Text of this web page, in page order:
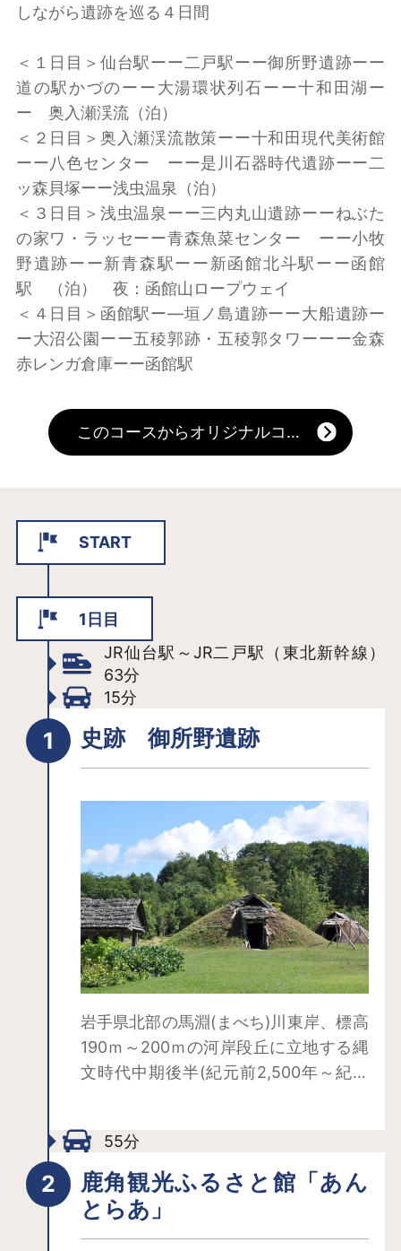
しながら遺跡を巡る４日間
＜１日目＞仙台駅ーー二戸駅ーー御所野遺跡ーー
道の駅かづのーー大湯環状列石ーー十和田湖ー
ー 奥入瀬渓流（泊）
＜２日目＞奥入瀬渓流散策ーー十和田現代美術館
ーー八色センター ーー是川石器時代遺跡ーー二
ッ森貝塚ーー浅虫温泉（泊）
＜３日目＞浅虫温泉ーー三内丸山遺跡ーーねぶた
の家ワ・ラッセーー青森魚菜センター ーー小牧
野遺跡ーー新青森駅ーー新函館北斗駅ーー函館
駅 （泊） 夜：函館山ロープウェイ
＜４日目＞函館駅ー―垣ノ島遺跡ーー大船遺跡ー
ー大沼公園ーー五稜郭跡・五稜郭タワーーー金森
赤レンガ倉庫ーー函館駅
このコースからオリジナルコースを作る
START
1日目
JR仙台駅～JR二戸駅（東北新幹線）
63分
15分
史跡 御所野遺跡
岩手県北部の馬淵(まべち)川東岸、標高
190ｍ～200ｍの河岸段丘に立地する縄
文時代中期後半(紀元前2,500年～紀元
られ、それを囲んで竪穴建物跡、掘立
柱建物跡、祭祀に伴う盛土遺構などが
分布し、さらにその外側の東、西にも
竪穴建物跡が密集するという集落構造
55分
鹿角観光ふるさと館「あん
とらあ」